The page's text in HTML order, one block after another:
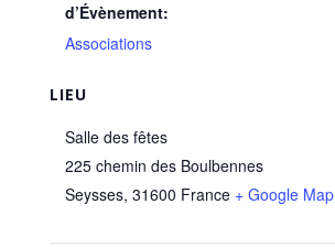
d’Évènement:
Associations
LIEU
Salle des fêtes
225 chemin des Boulbennes
Seysses, 31600 France + Google Map